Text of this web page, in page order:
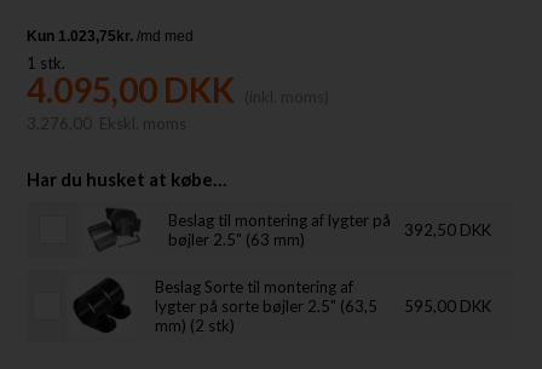
1 stk.
4.095,00 DKK
3.276,00
Ekskl. moms
Har du husket at købe…
Beslag til montering af lygter på
bøjler 2.5" (63 mm)
392,50 DKK
Beslag Sorte til montering af
lygter på sorte bøjler 2.5" (63,5
mm) (2 stk)
595,00 DKK